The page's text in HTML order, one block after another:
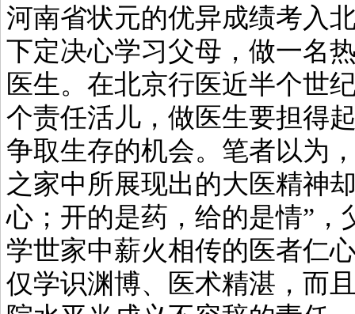
河南省状元的优异成绩考入
下定决心学习父母，做一名
医生。在北京行医近半个世
个责任活儿，做医生要担得
争取生存的机会。笔者以为
之家中所展现出的大医精神
心；开的是药，给的是情”
学世家中薪火相传的医者仁
仅学识渊博、医术精湛，而